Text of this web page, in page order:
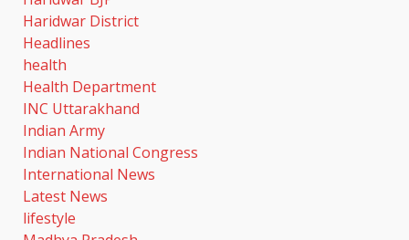
Haridwar District
Headlines
health
Health Department
INC Uttarakhand
Indian Army
Indian National Congress
International News
Latest News
lifestyle